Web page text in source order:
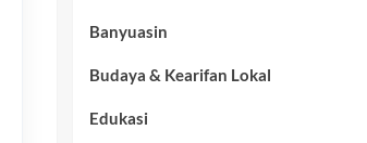
Banyuasin
Budaya & Kearifan Lokal
Edukasi